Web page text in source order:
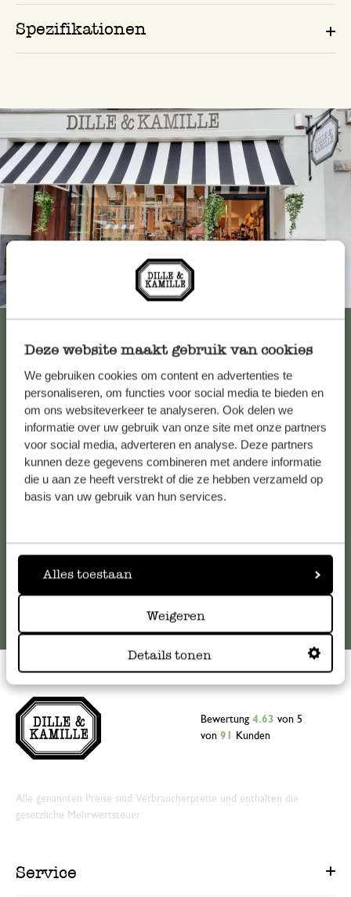
Deze website maakt gebruik van cookies
We gebruiken cookies om content en advertenties te
personaliseren, om functies voor social media te bieden en
om ons websiteverkeer te analyseren. Ook delen we
informatie over uw gebruik van onze site met onze partners
voor social media, adverteren en analyse. Deze partners
kunnen deze gegevens combineren met andere informatie
die u aan ze heeft verstrekt of die ze hebben verzameld op
basis van uw gebruik van hun services.
Alles toestaan
Weigeren
Details tonen
Spezifikationen
Immer in der Nähe
Kundenservice/Hilfe
Falls Sie Fragen haben oder Tipps und Hilfe brauchen, wenden
Sie sich bitte an unseren Kundenservice. Oder lesen Sie hier
die Antworten auf häufig gestellte Fragen
Bewertung 4.63 von 5
von 91 Kunden
Alle genannten Preise sind Verbraucherpreise und enthalten die
gesetzliche Mehrwertsteuer.
Service